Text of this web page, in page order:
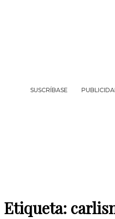
SUSCRÍBASE
Etiqueta: